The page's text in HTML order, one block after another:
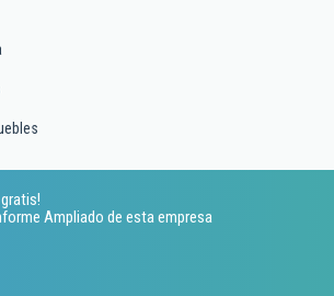
Ampliado de esta empresa